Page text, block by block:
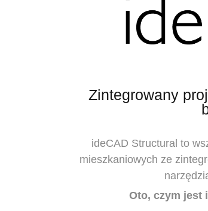
Zintegrowany
ideCAD Structural to
mieszkaniowych ze
Oto, czym jest